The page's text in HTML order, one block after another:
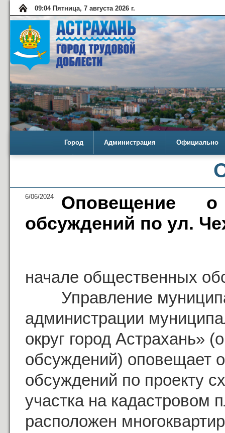
09:04 Пятница, 7 августа 2026 г.
Город Администрация Официально
6/06/2024
Оповещение
обсуждений по ул.
начале общественных
Управление
администрации
округ город Астрахань»
обсуждений) оповещает
обсуждений по проекту
участка на кадастровом
расположен